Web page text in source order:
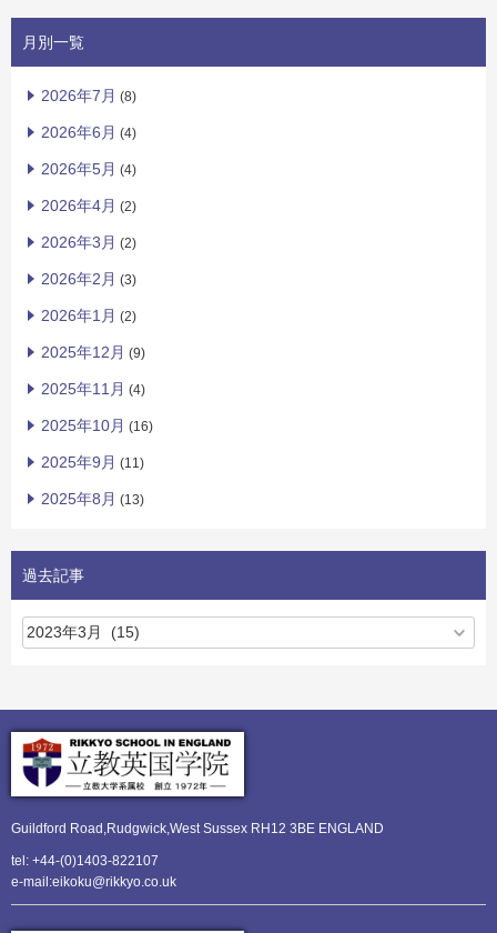
月別一覧
2026年7月 (8)
2026年6月 (4)
2026年5月 (4)
2026年4月 (2)
2026年3月 (2)
2026年2月 (3)
2026年1月 (2)
2025年12月 (9)
2025年11月 (4)
2025年10月 (16)
2025年9月 (11)
2025年8月 (13)
過去記事
Guildford Road,Rudgwick,West Sussex RH12 3BE ENGLAND
tel: +44-(0)1403-822107
e-mail:eikoku@rikkyo.co.uk